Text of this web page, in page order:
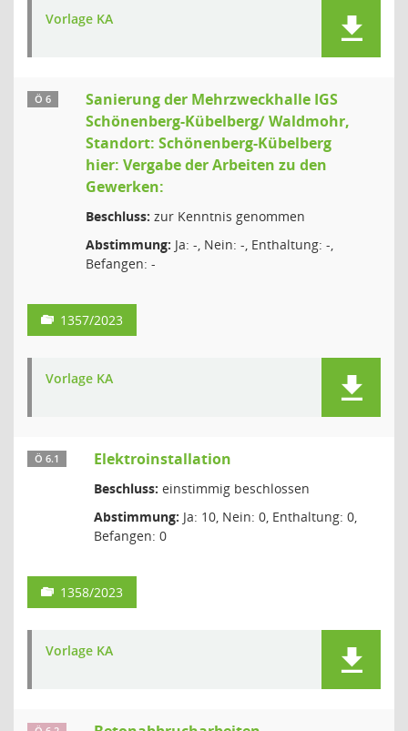
Vorlage KA
Ö 6
Sanierung der Mehrzweckhalle IGS
Schönenberg-Kübelberg/ Waldmohr,
Standort: Schönenberg-Kübelberg
hier: Vergabe der Arbeiten zu den
Gewerken:
Beschluss: zur Kenntnis genommen
Abstimmung: Ja: -, Nein: -, Enthaltung: -,
Befangen: -
1357/2023
Vorlage KA
Ö 6.1 Elektroinstallation
Beschluss: einstimmig beschlossen
Abstimmung: Ja: 10, Nein: 0, Enthaltung: 0,
Befangen: 0
1358/2023
Vorlage KA